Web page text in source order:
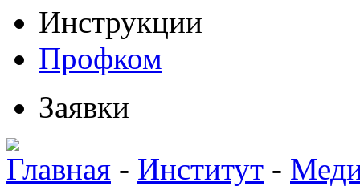
Инструкции
Профком
Заявки
Главная - Институт -